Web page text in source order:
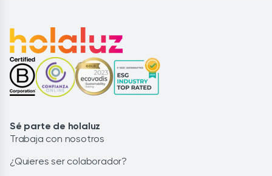
Sé parte de holaluz
Trabaja con nosotros
¿Quieres ser colaborador?